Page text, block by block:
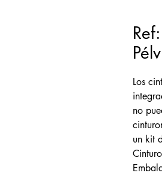
Los
no
un kit